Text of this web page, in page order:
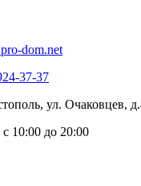
dom.net
37-37
ул. Очаковцев,
с 10:00 до 20:00